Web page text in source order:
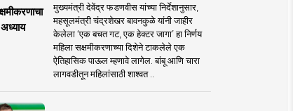
मुख्यमंत्री देवेंद्र फडणवीस यांच्या निर्देशानुसार,
महसूलमंत्री चंद्रशेखर बावनकुळे यांनी जाहीर
केलेला ‘एक बचत गट, एक हेक्टर जागा’ हा निर्णय
महिला सक्षमीकरणाच्या दिशेने टाकलेले एक
ऐतिहासिक पाऊल म्हणावे लागेल. बांबू आणि चारा
लागवडीतून महिलांसाठी शाश्वत ..